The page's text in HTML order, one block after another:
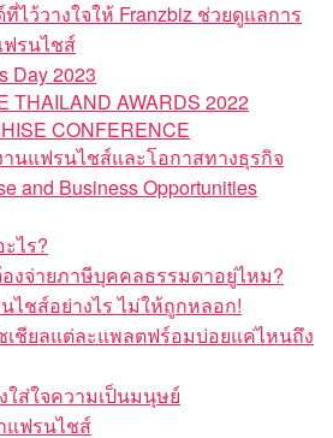
ว้วางใจให้ Franzbiz ช่วยดูแลการ
รนไชส์
Day 2023
THAILAND AWARDS 2022
CONFERENCE
นแฟรนไชส์และโอกาสทางธุรกิจ
and Business Opportunities
ไร?
งจ่ายภาษีบุคคลธรรมดาอยู่ไหม?
ไชส์อย่างไร ไม่ให้ถูกหลอก!
เชียลแต่ละแพลตฟร์อมบ่อยแค่ไหนถึง
ส่ใจความเป็นมนุษย์
แฟรนไชส์